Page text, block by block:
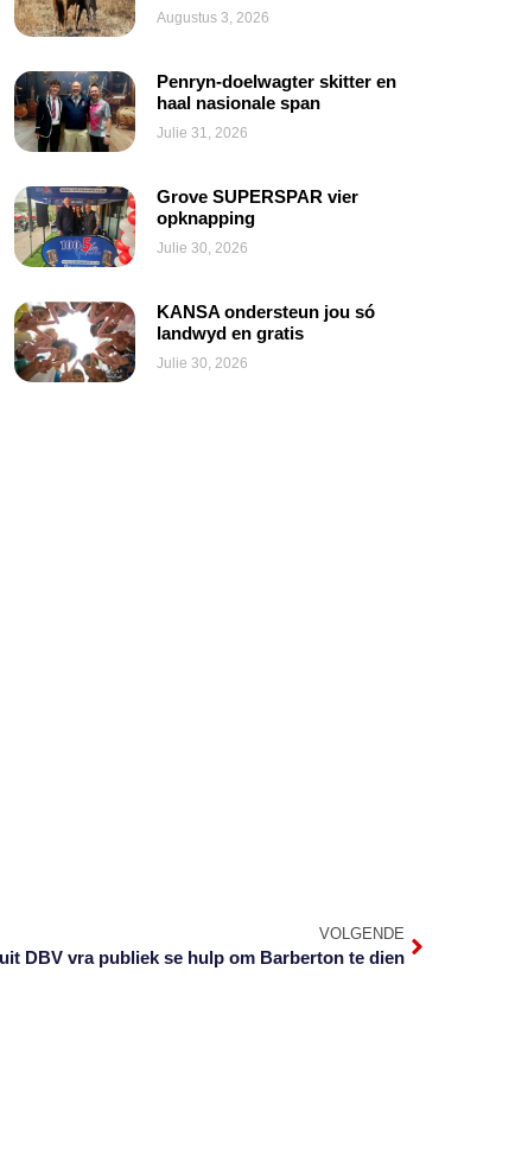
Augustus 3, 2026
Penryn-doelwagter skitter en
haal nasionale span
Julie 31, 2026
Grove SUPERSPAR vier
opknapping
Julie 30, 2026
KANSA ondersteun jou só
landwyd en gratis
Julie 30, 2026
VOLGENDE
DBV vra publiek se hulp om Barberton te dien